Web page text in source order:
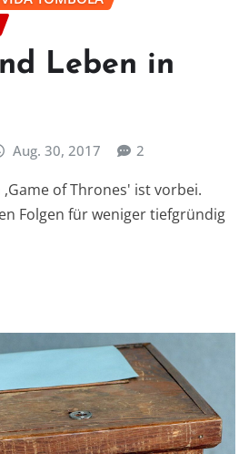
Leben in
Aug. 30, 2017 2
of Thrones' ist vorbei.
Folgen für weniger tiefgründig